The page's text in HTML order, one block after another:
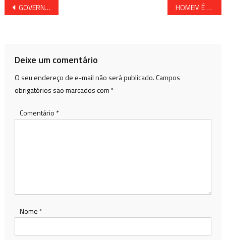
Navegação
GOVERNO PRORROGA AUXÍLIO EMERGENCIAL HOMEM É ACUSADO DE MATAR IRMÃO POR TER XINGADO A MÃE
Deixe um comentário
O seu endereço de e-mail não será publicado.Campos
obrigatórios são marcados com *
Comentário *
Nome *